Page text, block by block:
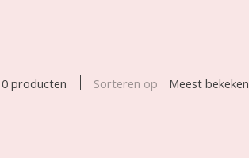
0 producten Sorteren op Meest bekeken